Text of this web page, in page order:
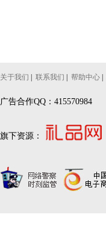
关于我们 联系我们 帮助中心
广告合作QQ：415570984
旗下资源：